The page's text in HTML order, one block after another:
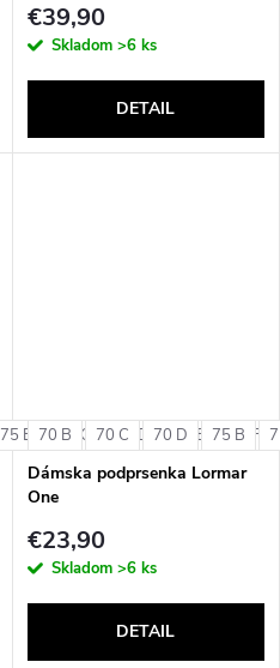
€39,90
Skladom >6 ks
DETAIL
75 B 75 C 75 D 75 E 75 F
70 B 70 C 70 D 75 B
Dámska podprsenka Lormar
One
€23,90
Skladom >6 ks
DETAIL